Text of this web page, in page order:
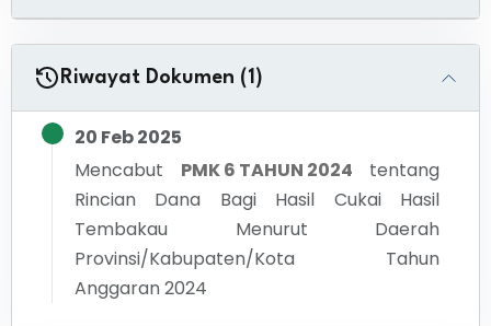
Riwayat Dokumen (1)
20 Feb 2025
Mencabut
PMK 6 TAHUN 2024
tentang
Rincian Dana Bagi Hasil Cukai Hasil
Tembakau Menurut Daerah
Provinsi/Kabupaten/Kota Tahun
Anggaran 2024